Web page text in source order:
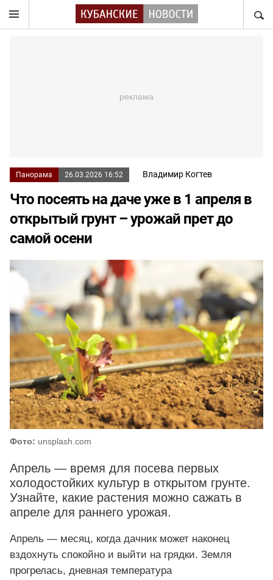
Панорама 26.03.2026 16:52 Владимир Когтев
Что посеять на даче уже в 1 апреля в
открытый грунт – урожай прет до
самой осени
Фото: unsplash.com
Апрель — время для посева первых
холодостойких культур в открытом грунте.
Узнайте, какие растения можно сажать в
апреле для раннего урожая.
Апрель — месяц, когда дачник может наконец
вздохнуть спокойно и выйти на грядки. Земля
прогрелась, дневная температура